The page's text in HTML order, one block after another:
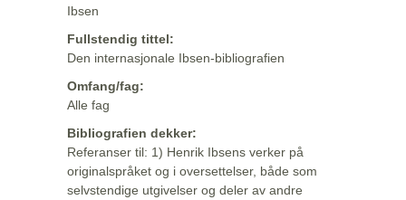
Ibsen
Fullstendig tittel:
Den internasjonale Ibsen-bibliografien
Omfang/fag:
Alle fag
Bibliografien dekker:
Referanser til: 1) Henrik Ibsens verker på
originalspråket og i oversettelser, både som
selvstendige utgivelser og deler av andre